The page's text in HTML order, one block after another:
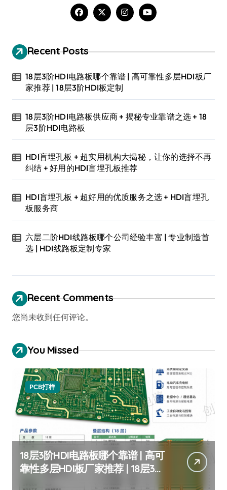
Recent Posts
18层3阶HDI电路板哪个靠谱 | 高可靠性多层HDI板厂
家推荐 | 18层3阶HDI板定制
18层3阶HDI电路板供应商 + 揭秘专业靠谱之选 + 18
层3阶HDI电路板
HDI盲埋孔板 + 超实用机构大揭秘，让你的选择不再
纠结 + 好用的HDI盲埋孔板推荐
HDI盲埋孔板 + 超好用的优质服务之选 + HDI盲埋孔
板服务商
六层二阶HDI线路板哪个公司经验丰富 | 专业制造首
选 | HDI线路板定制专家
Recent Comments
您尚未收到任何评论。
You Missed
PCB打样
18层3阶HDI电路板哪个靠谱 | 高可
靠性多层HDI板厂家推荐 | 18层3阶